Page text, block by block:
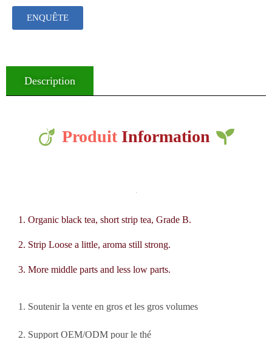
ENQUÊTE
Description
Produit Information
1. Organic black tea, short strip tea, Grade B.
2. Strip Loose a little, aroma still strong.
3. More middle parts and less low parts.
1. Soutenir la vente en gros et les gros volumes
2. Support OEM/ODM pour le thé